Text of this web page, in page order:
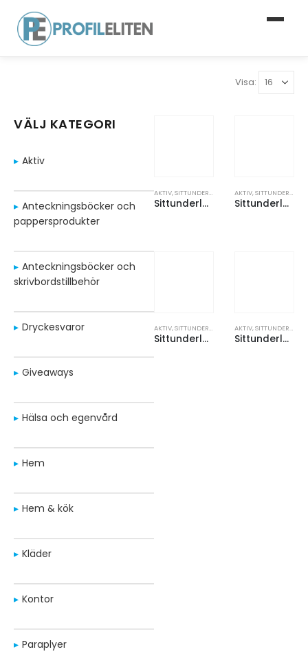
Visa:
VÄLJ KATEGORI
Aktiv
Anteckningsböcker och
pappersprodukter
Anteckningsböcker och
skrivbordstillbehör
Dryckesvaror
Giveaways
Hälsa och egenvård
Hem
Hem & kök
Kläder
Kontor
Paraplyer
AKTIV,SITTUNDERLAG
Sittunderlag handtag 360x270x7 mm
AKTIV,SITTUNDERLAG
Sittunderlag premium 360x270x14 mm
AKTIV,SITTUNDERLAG
Sittunderlag premium XL 400x300x14 mm
AKTIV,SITTUNDERLAG
Sittunderlag vikbar 390x290x5 mm